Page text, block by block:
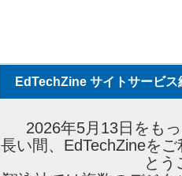
EdTechZine サイトサービス
2026年5月13日をも
長い間、EdTechZineを
とう